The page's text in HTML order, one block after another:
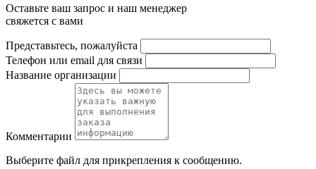
Оставьте ваш запрос и наш менеджер
свяжется с вами
Представьтесь, пожалуйста
Телефон или email для связи
Название организации
Комментарии
Выберите файл для прикрепления к сообщению.